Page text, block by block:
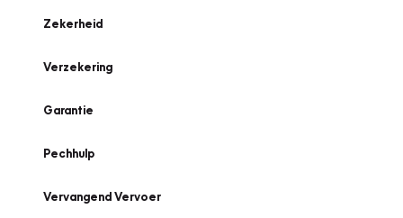
Zekerheid
Verzekering
Garantie
Pechhulp
Vervangend Vervoer